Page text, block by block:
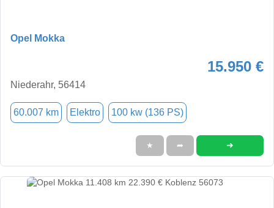
Opel Mokka
15.950 €
Niederahr, 56414
60.007 km Elektro 100 kw (136 PS)
★ ➦ ➜